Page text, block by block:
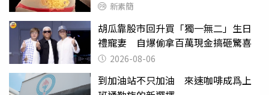
新素簡
胡瓜靠股市回升買「獨一無二」生日
禮寵妻 自爆偷拿百萬現金搞砸驚喜
2026-08-06
到加油站不只加油 來速咖啡成爲上